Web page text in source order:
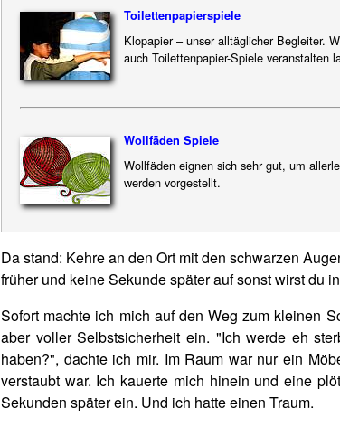
Toilettenpapierspiele
Klopapier – unser alltäglicher Begleiter.
auch Toilettenpapier-Spiele veranstalten
Wollfäden Spiele
Wollfäden eignen sich sehr gut, um
werden vorgestellt.
Da stand: Kehre an den Ort mit den schwarzen
früher und keine Sekunde später auf sonst wirst du
Sofort machte ich mich auf den Weg zum kleinen
aber voller Selbstsicherheit ein. "Ich werde eh
haben?", dachte ich mir. Im Raum war nur ein
verstaubt war. Ich kauerte mich hinein und eine
Sekunden später ein. Und ich hatte einen Traum.